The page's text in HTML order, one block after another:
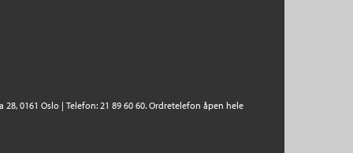
0161 Oslo | Telefon: 21 89 60 60. Ordretelefon åpen hele